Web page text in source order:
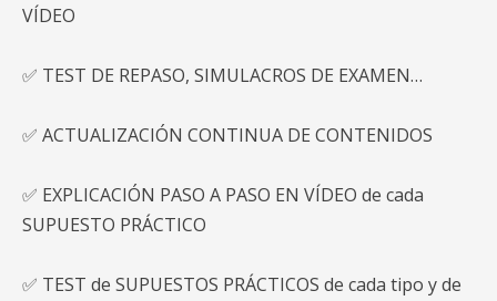
VÍDEO
✅ TEST DE REPASO, SIMULACROS DE EXAMEN…
✅ ACTUALIZACIÓN CONTINUA DE CONTENIDOS
✅ EXPLICACIÓN PASO A PASO EN VÍDEO de cada
SUPUESTO PRÁCTICO
✅ TEST de SUPUESTOS PRÁCTICOS de cada tipo y de